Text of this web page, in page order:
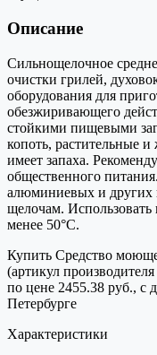
Описание
Сильнощелочное
очистки грилей,
оборудования для
обезжиривающего
стойкими пищевыми
копоть, растительные
имеет запаха.
общественного
алюминиевых и других
щелочам. Использовать
менее 50°С.
Купить Средство
(артикул
по цене 2455.38 руб., с
Петербурге
Характеристики